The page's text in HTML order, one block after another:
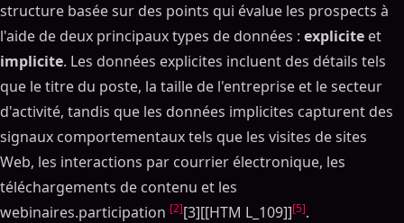
structure basée sur des points qui évalue les prospects à
l'aide de deux principaux types de données : explicite et
implicite. Les données explicites incluent des détails tels
que le titre du poste, la taille de l'entreprise et le secteur
d'activité, tandis que les données implicites capturent des
signaux comportementaux tels que les visites de sites
Web, les interactions par courrier électronique, les
téléchargements de contenu et les
webinaires.participation [2][3][[HTM L_109]][5].